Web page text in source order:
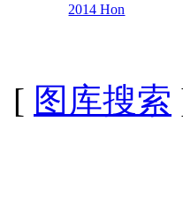
2014 Hon
[ 图库搜索